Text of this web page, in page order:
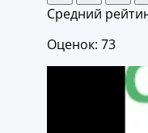
Средний
Оценок: 73